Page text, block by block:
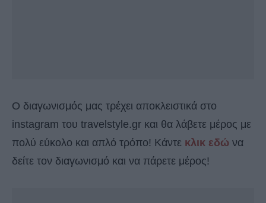
Ο διαγωνισμός μας τρέχει αποκλειστικά στο
instagram του travelstyle.gr και θα λάβετε μέρος με
πολύ εύκολο και απλό τρόπο! Κάντε κλικ εδώ να
δείτε τον διαγωνισμό και να πάρετε μέρος!